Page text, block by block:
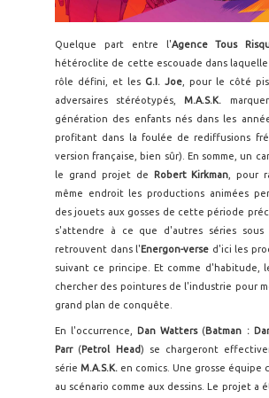
Quelque part entre l'Agence Tous
hétéroclite de cette escouade dans
rôle défini, et les G.I. Joe , pour le côté
adversaires stéréotypés,M.A.S.K.
génération des enfants nés dans les
profitant dans la foulée de rediffusions
version française, bien sûr). En somme, un
le grand projet de
Robert Kirkman , pour
même endroit les productions animées
des jouets aux gosses de cette période
s'attendre à ce que d'autres séries sous
retrouvent dans l'Energon-verse d'ici les
suivant ce principe. Et comme d'habitude,
chercher des pointures de l'industrie pour
grand plan de conquête.
En l'occurrence, Dan Watters(Batman :
Parr(Petrol Head) se chargeront
série M.A.S.K. en comics. Une grosse équipe
au scénario comme aux dessins. Le projet a